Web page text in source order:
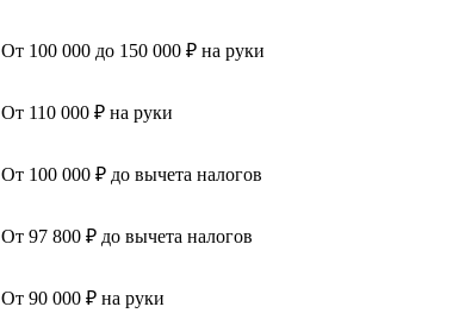
От 100 000 до 150 000 ₽ на руки
От 110 000 ₽ на руки
От 100 000 ₽ до вычета налогов
От 97 800 ₽ до вычета налогов
От 90 000 ₽ на руки